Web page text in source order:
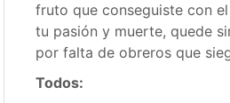
fruto que conseguiste con
tu pasión y muerte, quede
por falta de obreros que
Todos: